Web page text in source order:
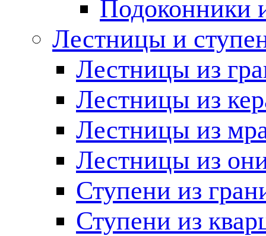
Подоконники
Лестницы и
Лестницы из
Лестницы из
Лестницы из
Лестницы из
Ступени из
Ступени из